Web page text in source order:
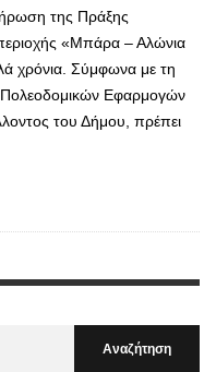
της Πράξης
«Μπάρα – Αλώνια
χρόνια. Σύμφωνα με τη
Εφαρμογών
του Δήμου, πρέπει